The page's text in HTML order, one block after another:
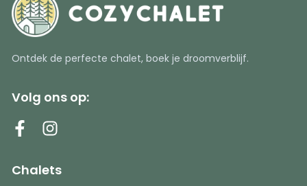
Ontdek de perfecte chalet, boek je droomverblijf.
Volg ons op:
Chalets